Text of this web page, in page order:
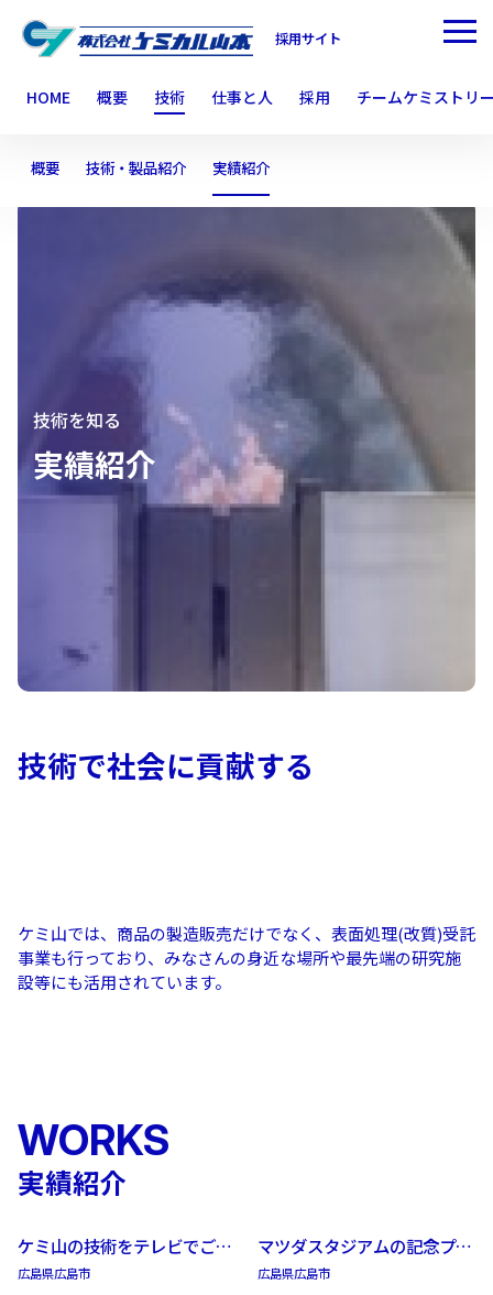
採用サイト
HOME 概要 技術 仕事と人 採用 チームケミストリ
概要 技術・製品紹介 実績紹介
技術を知る
実績紹介
技術で社会に貢献する
ケミ山では、商品の製造販売だけでなく、表面処理(改質)受託
事業も行っており、みなさんの身近な場所や最先端の研究施
設等にも活用されています。
WORKS
実績紹介
ケミ山の技術をテレビでご紹
介いただきました。
広島県広島市
マツダスタジアムの記念プレ
ートをキレイに！
広島県広島市